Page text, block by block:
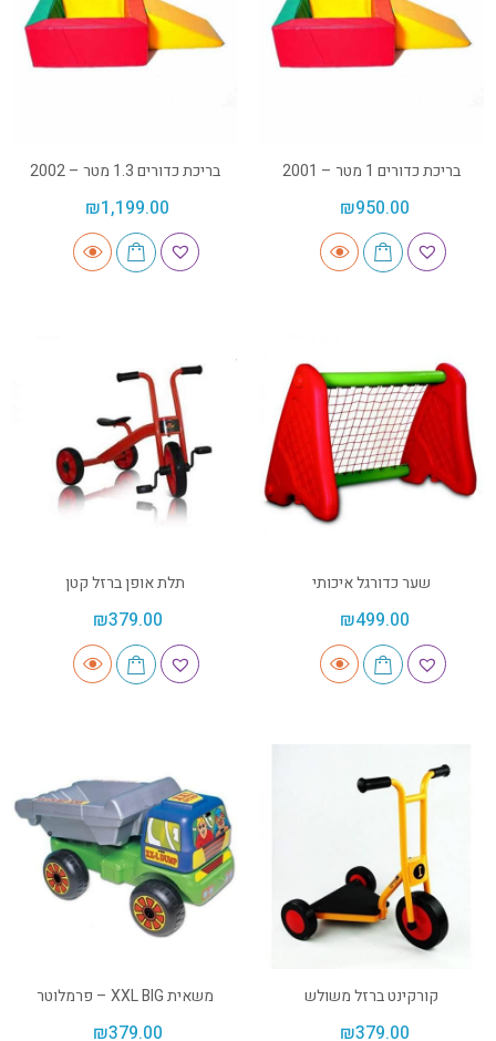
בריכת כדורים 1 מטר – 2001
₪950.00
בריכת כדורים 1.3 מטר – 2002
₪1,199.00
שער כדורגל איכותי
₪499.00
תלת אופן ברזל קטן
₪379.00
קורקינט ברזל משולש
₪379.00
משאית XXL BIG – פרמלוטר
₪379.00